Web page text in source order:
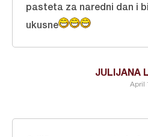
JULIJANA
April
pasteta za naredni dan i
ukusne